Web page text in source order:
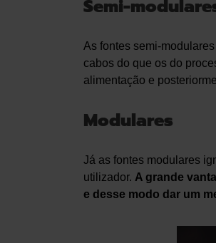
Semi-
As fontes semi-
cabos do que os do
alimentação e
Modulares
Já as fontes modulares
utilizador. A grande
e desse modo dar um